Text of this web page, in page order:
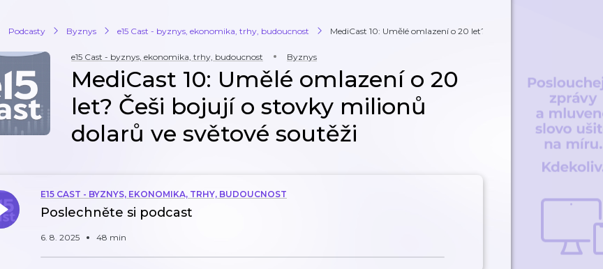
Podcasty Byznys e15 Cast - byznys, ekonomika, trhy, budoucnost MediCast 10: Umělé omlazení o 20 let? Češi...
e15 Cast - byznys, ekonomika, trhy, budoucnost Byznys
MediCast 10: Umělé omlazení o 20
let? Češi bojují o stovky milionů
dolarů ve světové soutěži
E15 CAST - BYZNYS, EKONOMIKA, TRHY, BUDOUCNOST
Poslechněte si podcast
6. 8. 2025 48 min